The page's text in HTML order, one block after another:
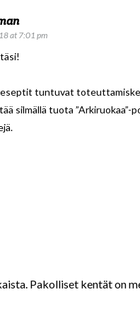
at 7:01 pm
tuntuvat
silmällä tuota
Pakolliset kentät on